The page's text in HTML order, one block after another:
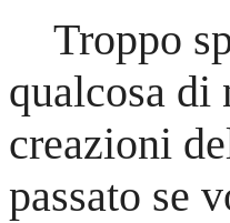
Troppo
qualcosa di
creazioni
passato se